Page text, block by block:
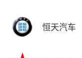
恒天汽车